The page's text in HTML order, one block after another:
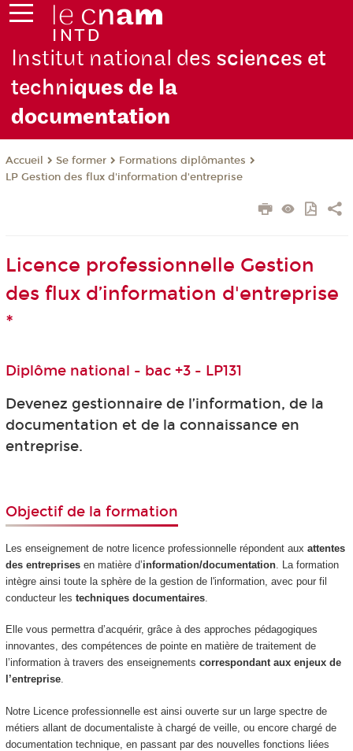
Institut national des sciences et
techniques de la
documentation
Accueil Se former
Formations diplômantes
LP Gestion des flux d'information d'entreprise
Licence professionnelle Gestion
des flux d’information d'entreprise
*
Diplôme national - bac +3 - LP131
Devenez gestionnaire de l’information, de la
documentation et de la connaissance en
entreprise.
Objectif de la formation
Les enseignement de notre licence professionnelle répondent aux attentes
des entreprisesen matière d’information/documentation. La formation
intègre ainsi toute la sphère de la gestion de l'information, avec pour fil
conducteur les techniques documentaires.
Elle vous permettra d’acquérir, grâce à des approches pédagogiques
innovantes, des compétences de pointe en matière de traitement de
l’information à travers des enseignements correspondant aux enjeux de
l’entreprise.
Notre Licence professionnelle est ainsi ouverte sur un large spectre de
métiers allant de documentaliste à chargé de veille, ou encore chargé de
documentation technique, en passant par des nouvelles fonctions liées